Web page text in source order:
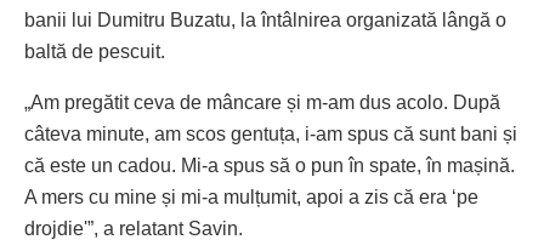
banii lui Dumitru Buzatu, la întâlnirea organizată lângă o
baltă de pescuit.
„Am pregătit ceva de mâncare și m-am dus acolo. După
câteva minute, am scos gentuța, i-am spus că sunt bani și
că este un cadou. Mi-a spus să o pun în spate, în mașină.
A mers cu mine și mi-a mulțumit, apoi a zis că era ‘pe
drojdie'”, a relatant Savin.